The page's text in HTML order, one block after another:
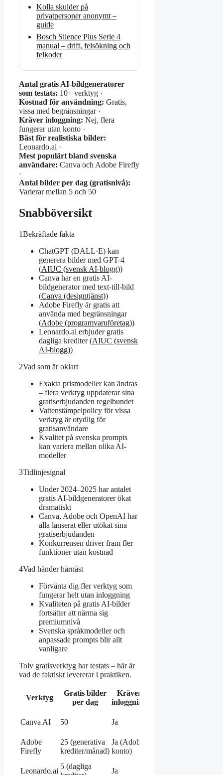
Kolla skulder på
privatpersoner anonymt –
guide
Bosch Silence Plus Serie 4
manual – drift, felsökning och
felkoder
Antal gratis AI-bildgeneratorer
som testats: 10+ verktyg ·
Kostnad för användning: Gratis,
vissa med begränsningar ·
Kräver inloggning: Nej, flera
fungerar utan konto ·
Bäst för realistiska bilder:
Leonardo.ai ·
Mest populärt bland svenska
användare: Canva och Adobe Firefly
·
Antal bilder per dag (gratisnivå):
Varierar mellan 5 och 50
Snabböversikt
1Bekräftade fakta
ChatGPT (DALL·E) kan
generera bilder med GPT-4
(AIUC (svensk AI-blogg))
Canva har en gratis AI-
bildgenerator med text-till-bild
(Canva (designtjänst))
Adobe Firefly är gratis att
använda med begränsningar
(Adobe (programvaruföretag))
Leonardo.ai erbjuder gratis
dagliga krediter (AIUC (svensk
AI-blogg))
2Vad som är oklart
Exakta prismodeller kan ändras
– flera verktyg uppdaterar sina
gratiserbjudanden regelbundet
Vattenstämpelpolicy för vissa
verktyg är otydlig för
gratisanvändare
Kvalitet på svenska prompts
kan variera mellan olika AI-
modeller
3Tidlinjesignal
Under 2024–2025 har antalet
gratis AI-bildgeneratorer ökat
dramatiskt
Canva, Adobe och OpenAI har
alla lanserat eller utökat sina
gratiserbjudanden
Konkurrensen driver fram fler
funktioner utan kostnad
4Vad händer härnäst
Förvänta dig fler verktyg som
fungerar helt utan inloggning
Kvaliteten på gratis AI-bilder
fortsätter att närma sig
premiumnivå
Svenska språkmodeller och
anpassade prompts blir allt
vanligare
Tolv gratisverktyg har testats – här är
vad de faktiskt levererar i praktiken.
Verktyg
Gratis bilder
per dag
Kräver
inloggning
Canva AI 50 Ja
Adobe
Firefly
25 (generativa
krediter/månad)
Ja (Adobe-
konto)
Leonardo.ai
5 (dagliga
Ja